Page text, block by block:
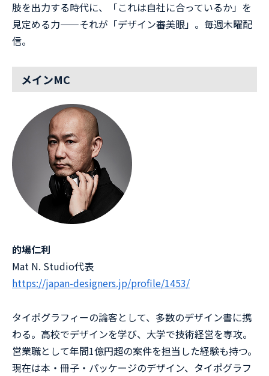
肢を出力する時代に、「これは自社に合っているか」を
見定める力——それが「デザイン審美眼」。毎週木曜配
信。
メインMC
的場仁利
Mat N. Studio代表
https://japan-designers.jp/profile/1453/
タイポグラフィーの論客として、多数のデザイン書に携
わる。高校でデザインを学び、大学で技術経営を専攻。
営業職として年間1億円超の案件を担当した経験も持つ。
現在は本・冊子・パッケージのデザイン、タイポグラフ